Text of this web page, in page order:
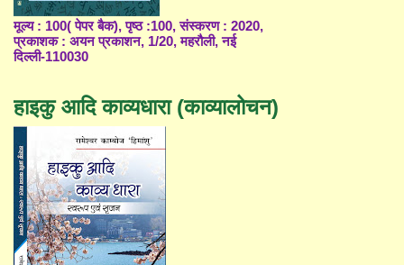
मूल्य : 100( पेपर बैक), पृष्ठ :100, संस्करण : 2020,
प्रकाशक : अयन प्रकाशन, 1/20, महरौली, नई
दिल्ली-110030
हाइकु आदि काव्यधारा (काव्यालोचन)